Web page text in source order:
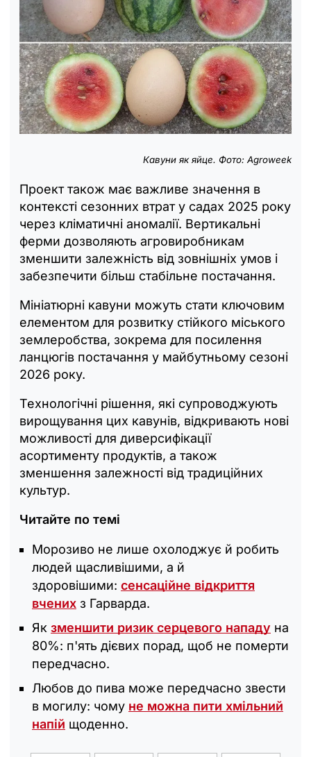
Кавуни як яйце. Фото: Аgroweek
Проект також має важливе значення в
контексті сезонних втрат у садах 2025 року
через кліматичні аномалії. Вертикальні
ферми дозволяють агровиробникам
зменшити залежність від зовнішніх умов і
забезпечити більш стабільне постачання.
Мініатюрні кавуни можуть стати ключовим
елементом для розвитку стійкого міського
землеробства, зокрема для посилення
ланцюгів постачання у майбутньому сезоні
2026 року.
Технологічні рішення, які супроводжують
вирощування цих кавунів, відкривають нові
можливості для диверсифікації
асортименту продуктів, а також
зменшення залежності від традиційних
культур.
Читайте по темі
Морозиво не лише охолоджує й робить
людей щасливішими, а й
здоровішими: сенсаційне відкриття
вчених з Гарварда.
Як зменшити ризик серцевого нападу на
80%: п'ять дієвих порад, щоб не померти
передчасно.
Любов до пива може передчасно звести
в могилу: чому не можна пити хмільний
напій щоденно.